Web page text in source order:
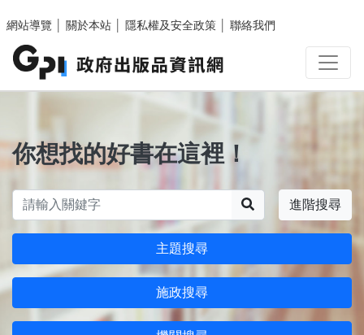
網站導覽
關於本站 隱私權及安全政策 聯絡我們
你想找的好書在這裡！
進階搜尋
主題搜尋
施政搜尋